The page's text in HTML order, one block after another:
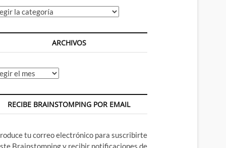
ARCHIVOS
RECIBE BRAINSTOMPING POR EMAIL
tu correo electrónico para suscribirte